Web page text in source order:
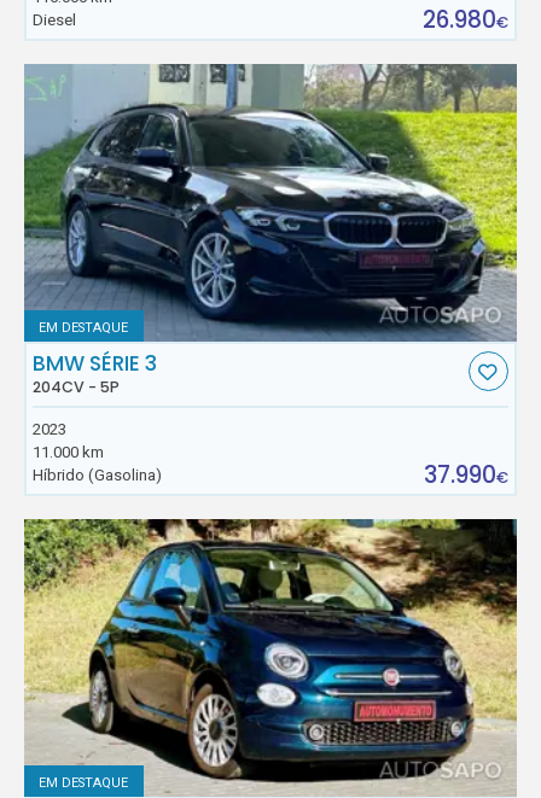
Diesel
26.980€
EM DESTAQUE
BMW SÉRIE 3
204CV - 5P
2023
11.000 km
Híbrido (Gasolina)
37.990€
EM DESTAQUE